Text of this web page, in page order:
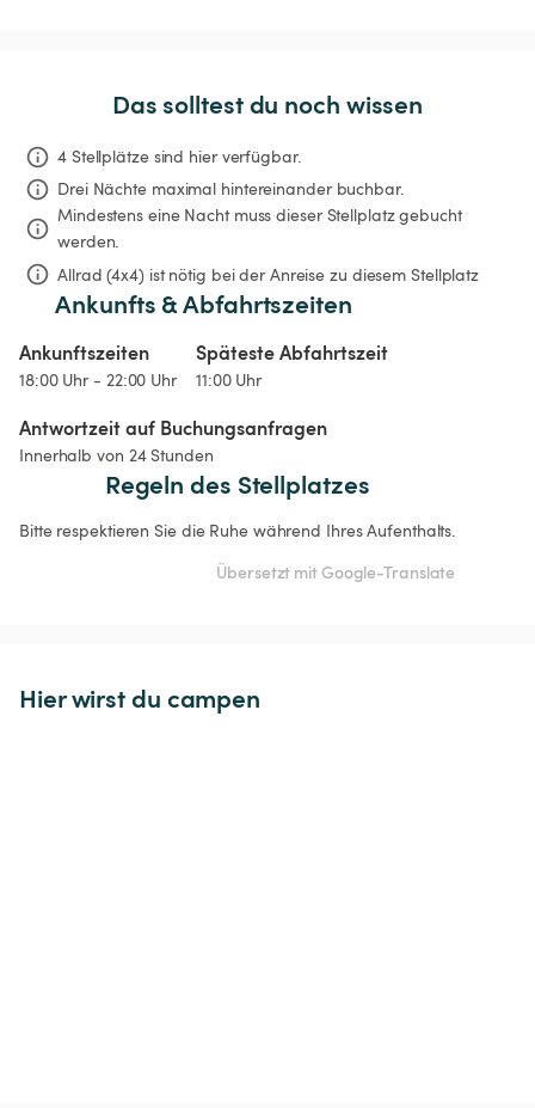
Das solltest du noch wissen
4 Stellplätze sind hier verfügbar.
Drei Nächte maximal hintereinander buchbar.
Mindestens eine Nacht muss dieser Stellplatz gebucht
werden.
Allrad (4x4) ist nötig bei der Anreise zu diesem Stellplatz
Ankunfts & Abfahrtszeiten
Ankunftszeiten
18:00 Uhr - 22:00 Uhr
Späteste Abfahrtszeit
11:00 Uhr
Antwortzeit auf Buchungsanfragen
Innerhalb von 24 Stunden
Regeln des Stellplatzes
Bitte respektieren Sie die Ruhe während Ihres Aufenthalts.
Übersetzt mit Google-Translate
Hier wirst du campen